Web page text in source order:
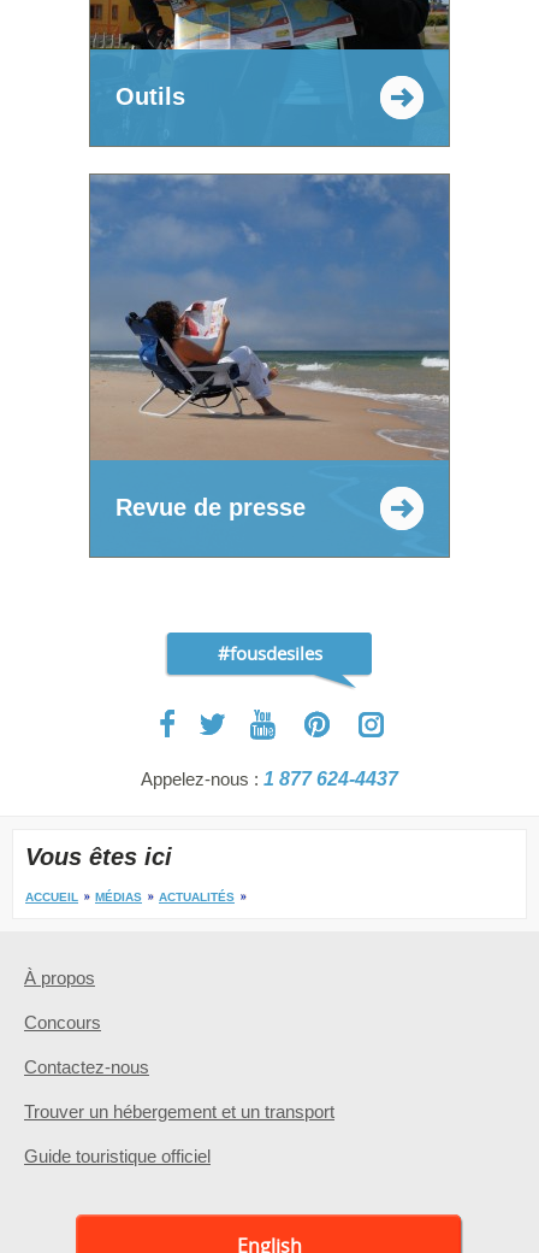
Outils
Revue de presse
#fousdesiles
Appelez-nous : 1 877 624-4437
Vous êtes ici
ACCUEIL MÉDIAS ACTUALITÉS
À propos
Concours
Contactez-nous
Trouver un hébergement et un transport
Guide touristique officiel
English